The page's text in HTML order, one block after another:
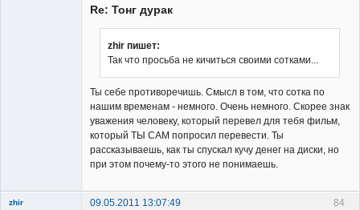
Re: Тонг дурак
zhir пишет:
Так что просьба не кичиться своими сотками...
Ты себе противоречишь. Смысл в том, что сотка по
нашим временам - немного. Очень немного. Скорее знак
уважения человеку, который перевел для тебя фильм,
который ТЫ САМ попросил перевести. Ты
рассказываешь, как ты спускал кучу денег на диски, но
при этом почему-то этого не понимаешь.
84
zhir
09.05.2011 13:07:49